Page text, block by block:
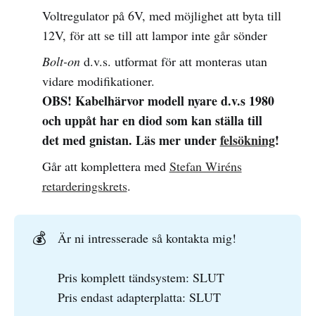
Voltregulator på 6V, med möjlighet att byta till
12V, för att se till att lampor inte går sönder
Bolt-ond.v.s. utformat för att monteras utan
vidare modifikationer.
OBS! Kabelhärvor modell nyare d.v.s 1980
och uppåt har en diod som kan ställa till
det med gnistan. Läs mer underfelsökning!
Går att komplettera med Stefan Wiréns
retarderingskrets.
💰 Är ni intresserade så kontakta mig!
Pris komplett tändsystem: SLUT
Pris endast adapterplatta: SLUT